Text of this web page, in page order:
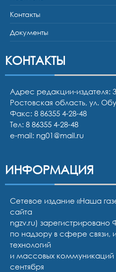
Контакты
Документы
КОНТАКТЫ
Адрес редакции-издателя:
Ростовская область, ул.
Факс: 8 86355 4-28-48
Тел: 8 86355 4-28-48
e-mail: ng01@mail.ru
ИНФОРМАЦИЯ
Сетевое издание «Наша
сайта
ngzv.ru)
по надзору в сфере
технологий
и массовых
сентября